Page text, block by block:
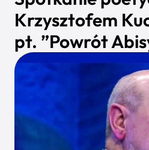
Miasto
Kategoria
Krzysztofem
pt. ”Powrót